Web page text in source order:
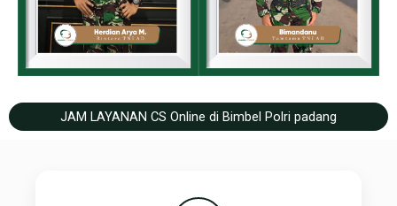
JAM LAYANAN CS Online di Bimbel Polri padang